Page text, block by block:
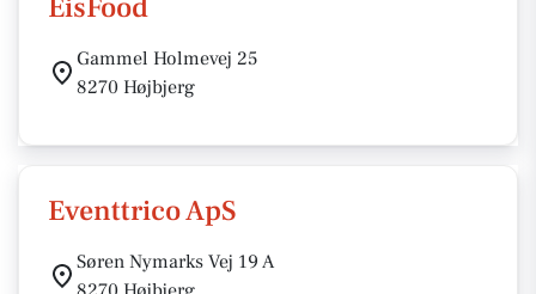
EisFood
Gammel Holmevej 25
8270 Højbjerg
Eventtrico ApS
Søren Nymarks Vej 19 A